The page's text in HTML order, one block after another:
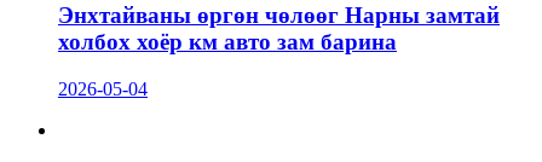
Энхтайваны өргөн чөлөөг Нарны замтай
холбох хоёр км авто зам барина
2026-05-04